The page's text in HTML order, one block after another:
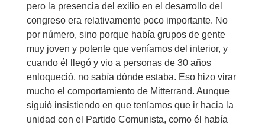
pero la presencia del exilio en el desarrollo del
congreso era relativamente poco importante. No
por número, sino porque había grupos de gente
muy joven y potente que veníamos del interior, y
cuando él llegó y vio a personas de 30 años
enloqueció, no sabía dónde estaba. Eso hizo virar
mucho el comportamiento de Mitterrand. Aunque
siguió insistiendo en que teníamos que ir hacia la
unidad con el Partido Comunista, como él había